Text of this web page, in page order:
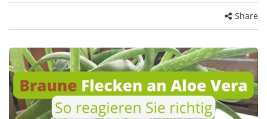
Share